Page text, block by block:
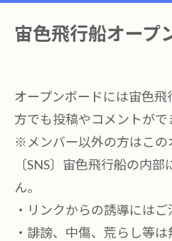
宙色飛行船オープ
オープンボードには宙色
方でも投稿やコメントがで
※メンバー以外の方はこの
〔SNS〕宙色飛行船の内
ん。
・リンクからの誘導にはご
・誹謗、中傷、荒らし等は